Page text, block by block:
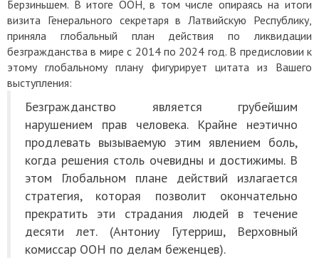
Берзиньшем. В итоге ООН, в том числе опираясь на итоги
визита Генерального секретаря в Латвийскую Республику,
приняла глобальный план действия по ликвидации
безгражданства в мире с 2014 по 2024 год. В предисловии к
этому глобальному плану фигурирует цитата из Вашего
выступления:
Безгражданство является грубейшим
нарушением прав человека. Крайне неэтично
продлевать вызываемую этим явлением боль,
когда решения столь очевидны и достижимы. В
этом Глобальном плане действий излагается
стратегия, которая позволит окончательно
прекратить эти страдания людей в течение
десяти лет. (Антониу Гутерриш, Верховный
комиссар ООН по делам беженцев).